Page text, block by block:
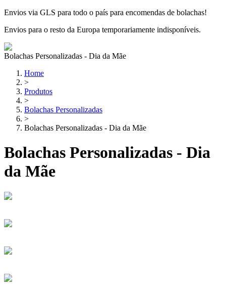
Envios via GLS para todo o país para encomendas de bolachas!
Envios para o resto da Europa temporariamente indisponíveis.
Bolachas Personalizadas - Dia da Mãe
Home
>
Produtos
>
Bolachas Personalizadas
>
Bolachas Personalizadas - Dia da Mãe
Bolachas Personalizadas - Dia
da Mãe